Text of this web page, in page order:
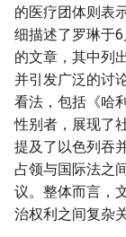
的医疗团体则表
细描述了罗琳于
的文章，其中列
并引发广泛的讨
看法，包括《哈
性别者，展现了
提及了以色列吞
占领与国际法之
议。整体而言，
治权利之间复杂